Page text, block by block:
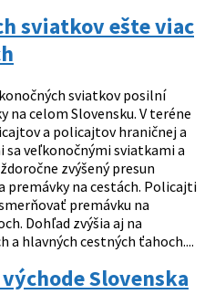
sviatkov ešte viac
sviatkov posilní
na celom Slovensku. V teréne
a policajtov hraničnej a
veľkonočnými sviatkami a
zvýšený presun
premávky na cestách. Policajti
premávku na
Dohľad zvýšia aj na
hlavných cestných ťahoch....
Slovenska